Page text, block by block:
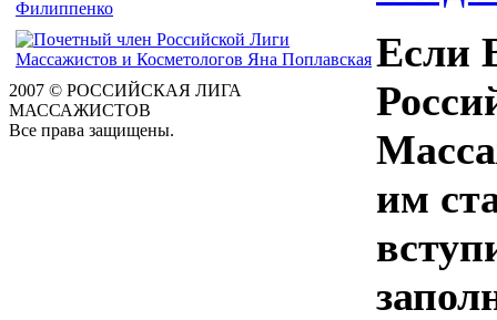
2007 © РОССИЙСКАЯ ЛИГА
МАССАЖИСТОВ
Все права защищены.
Если
им